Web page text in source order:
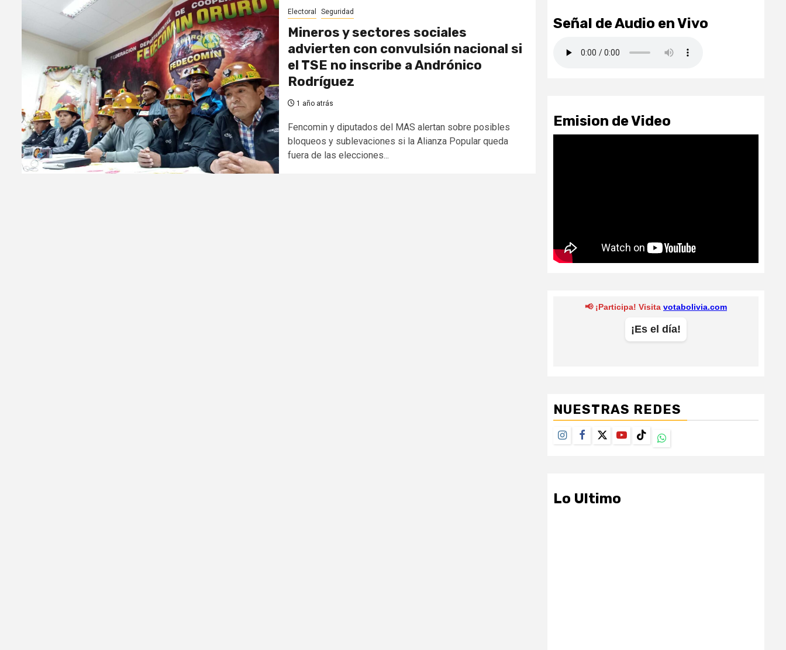
Electoral Seguridad
Mineros y sectores sociales
advierten con convulsión nacional si
el TSE no inscribe a Andrónico
Rodríguez
1 año atrás
Fencomin y diputados del MAS alertan sobre posibles
bloqueos y sublevaciones si la Alianza Popular queda
fuera de las elecciones...
Señal de Audio en Vivo
Emision de Video
NUESTRAS REDES
Instagram
Facebook
TwitterYoutubeTikTokWhatsapp
Lo Ultimo